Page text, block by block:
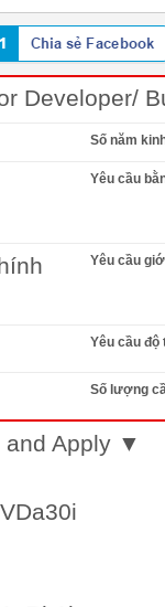
Developer/
Số năm
Yêu cầu
Yêu cầu
Yêu cầu độ
Số lượng
Apply ▼